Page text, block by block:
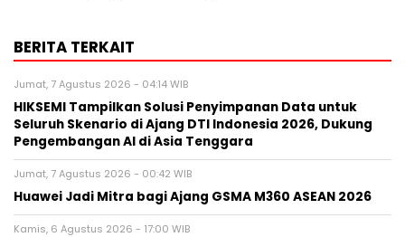
BERITA TERKAIT
Jumat, 7 Agustus 2026 - 04:14 WIB
HIKSEMI Tampilkan Solusi Penyimpanan Data untuk
Seluruh Skenario di Ajang DTI Indonesia 2026, Dukung
Pengembangan AI di Asia Tenggara
Jumat, 7 Agustus 2026 - 00:42 WIB
Huawei Jadi Mitra bagi Ajang GSMA M360 ASEAN 2026
Kamis, 6 Agustus 2026 - 17:00 WIB